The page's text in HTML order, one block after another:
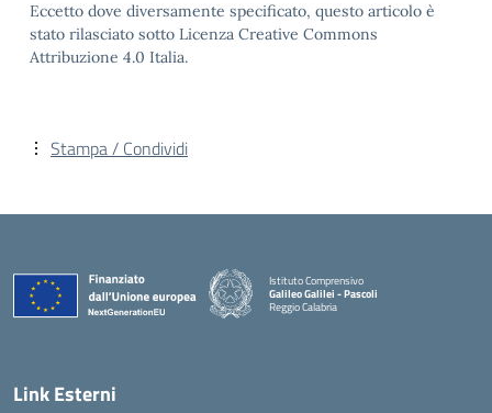
Eccetto dove diversamente specificato, questo articolo è
stato rilasciato sotto Licenza Creative Commons
Attribuzione 4.0 Italia.
Stampa / Condividi
Istituto Comprensivo
Galileo Galilei - Pascoli
Reggio Calabria
Link Esterni